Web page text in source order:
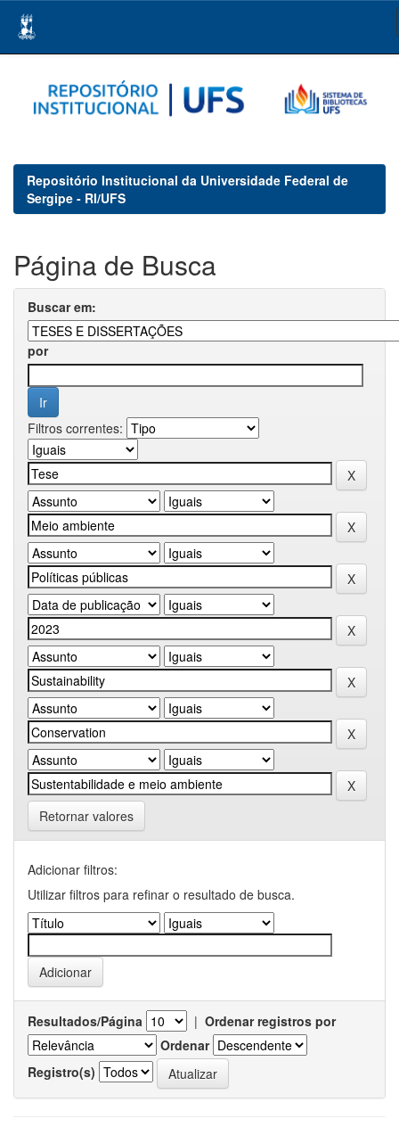
navigation
Repositório Institucional da Universidade Federal de
Sergipe - RI/UFS
Página de Busca
Buscar em:
por
Filtros correntes:
Retornar valores
Adicionar filtros:
Utilizar filtros para refinar o resultado de busca.
Resultados/Página | Ordenar registros por
Ordenar
Registro(s)